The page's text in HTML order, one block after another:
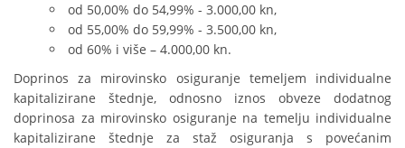
od 50,00% do 54,99% - 3.000,00 kn,
od 55,00% do 59,99% - 3.500,00 kn,
od 60% i više – 4.000,00 kn.
Doprinos za mirovinsko osiguranje temeljem individualne
kapitalizirane štednje, odnosno iznos obveze dodatnog
doprinosa za mirovinsko osiguranje na temelju individualne
kapitalizirane štednje za staž osiguranja s povećanim